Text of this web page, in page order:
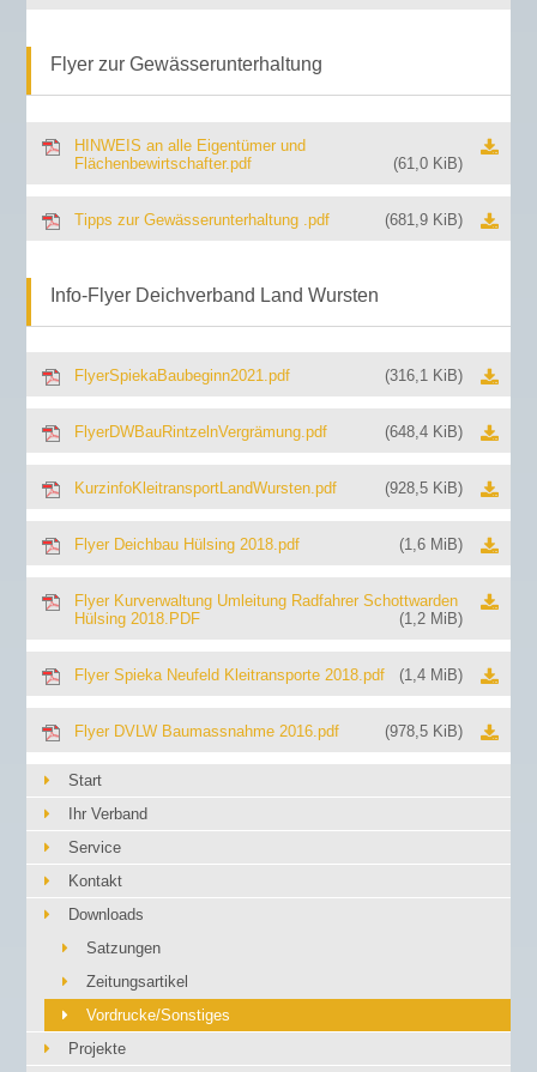
Flyer zur Gewässerunterhaltung
HINWEIS an alle Eigentümer und
Flächenbewirtschafter.pdf
(61,0 KiB)
Tipps zur Gewässerunterhaltung .pdf (681,9 KiB)
Info-Flyer Deichverband Land Wursten
FlyerSpiekaBaubeginn2021.pdf (316,1 KiB)
FlyerDWBauRintzelnVergrämung.pdf (648,4 KiB)
KurzinfoKleitransportLandWursten.pdf (928,5 KiB)
Flyer Deichbau Hülsing 2018.pdf (1,6 MiB)
Flyer Kurverwaltung Umleitung Radfahrer Schottwarden
Hülsing 2018.PDF
(1,2 MiB)
Flyer Spieka Neufeld Kleitransporte 2018.pdf (1,4 MiB)
Flyer DVLW Baumassnahme 2016.pdf (978,5 KiB)
Start
Ihr Verband
Service
Kontakt
Downloads
Satzungen
Zeitungsartikel
Vordrucke/Sonstiges
Projekte